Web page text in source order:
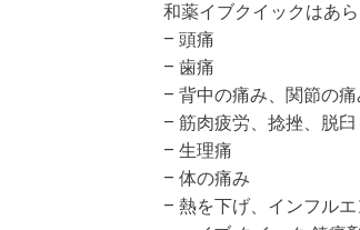
和薬イブクイックはあ
– 頭痛
– 歯痛
– 背中の痛み、関節の痛
– 筋肉疲労、捻挫、脱臼
– 生理痛
– 体の痛み
– 熱を下げ、インフル